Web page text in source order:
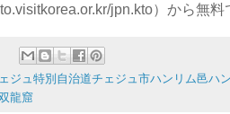
jpn.kto）から無
ジュ特別自治道チェジュ市ハンリム邑ハ
龍窟